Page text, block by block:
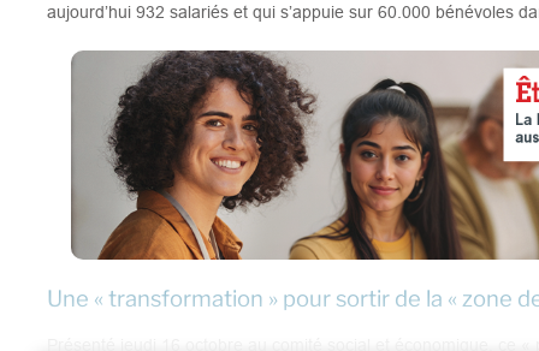
aujourd’hui 932 salariés et qui s’appuie sur 60.000 bénévoles
Une « transformation » pour sortir de la « zone